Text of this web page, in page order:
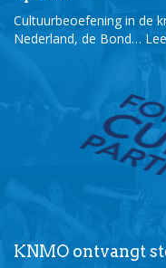
Cultuurbeoefening in de
Nederland, de Bond…
KNMO ontvangt